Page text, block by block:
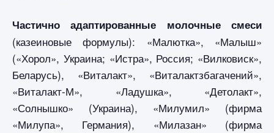
Частично адаптированные молочные смеси
(казеиновые формулы): «Малютка», «Малыш»
(«Хорол», Украина; «Истра», Россия; «Вилковиск»,
Беларусь), «Виталакт», «Виталактзбагачений»,
«Виталакт-М», «Ладушка», «Детолакт»,
«Солнышко» (Украина), «Милумил» (фирма
«Милупа», Германия), «Милазан» (фирма